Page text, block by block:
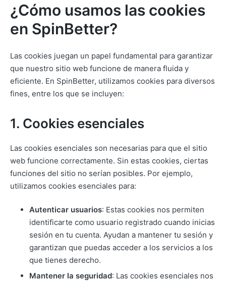
¿Cómo usamos las cookies
en SpinBetter?
Las cookies juegan un papel fundamental para garantizar
que nuestro sitio web funcione de manera fluida y
eficiente. En SpinBetter, utilizamos cookies para diversos
fines, entre los que se incluyen:
1. Cookies esenciales
Las cookies esenciales son necesarias para que el sitio
web funcione correctamente. Sin estas cookies, ciertas
funciones del sitio no serían posibles. Por ejemplo,
utilizamos cookies esenciales para:
Autenticar usuarios: Estas cookies nos permiten
identificarte como usuario registrado cuando inicias
sesión en tu cuenta. Ayudan a mantener tu sesión y
garantizan que puedas acceder a los servicios a los
que tienes derecho.
Mantener la seguridad: Las cookies esenciales nos